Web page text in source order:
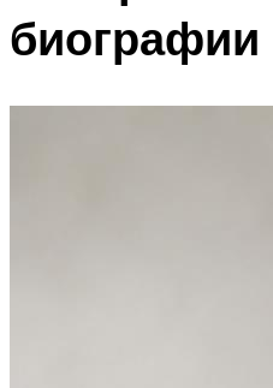
биографии